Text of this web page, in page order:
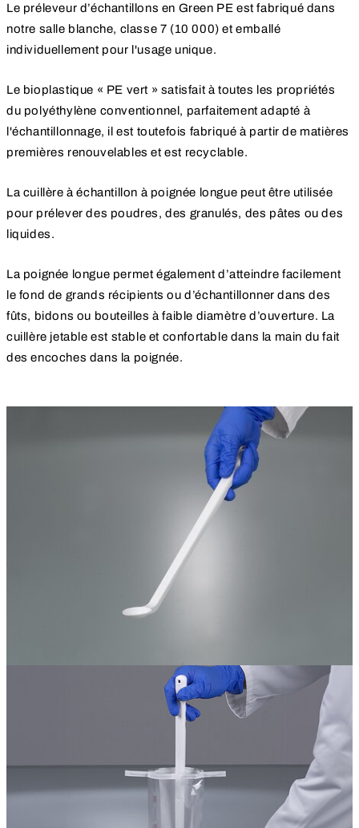
Le préleveur d’échantillons en Green PE est fabriqué dans
notre salle blanche, classe 7 (10 000) et emballé
individuellement pour l'usage unique.
Le bioplastique « PE vert » satisfait à toutes les propriétés
du polyéthylène conventionnel, parfaitement adapté à
l'échantillonnage, il est toutefois fabriqué à partir de matières
premières renouvelables et est recyclable.
La cuillère à échantillon à poignée longue peut être utilisée
pour prélever des poudres, des granulés, des pâtes ou des
liquides.
La poignée longue permet également d’atteindre facilement
le fond de grands récipients ou d’échantillonner dans des
fûts, bidons ou bouteilles à faible diamètre d’ouverture. La
cuillère jetable est stable et confortable dans la main du fait
des encoches dans la poignée.